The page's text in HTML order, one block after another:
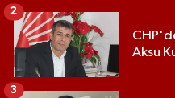
Aksu
2
3